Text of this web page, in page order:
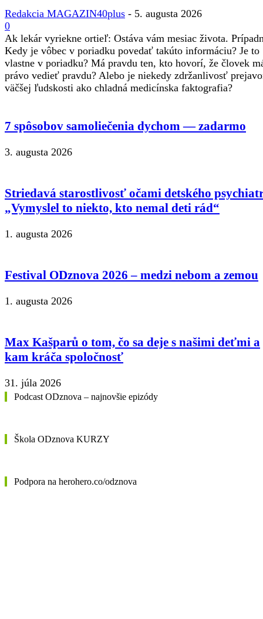
Redakcia MAGAZIN40plus - 5. augusta 2026
0
Ak lekár vyriekne ortieľ: Ostáva vám mesiac života.
Kedy je vôbec v poriadku povedať takúto informáciu? Je to
vlastne v poriadku? Má pravdu ten, kto hovorí, že človek
právo vedieť pravdu? Alebo je niekedy zdržanlivosť
väčšej ľudskosti ako chladná medicínska faktografia?
7 spôsobov samoliečenia dychom — zadarmo
3. augusta 2026
Striedavá starostlivosť očami detského
„Vymyslel to niekto, kto nemal deti rád“
1. augusta 2026
Festival ODznova 2026 – medzi nebom a zemou
1. augusta 2026
Max Kašparů o tom, čo sa deje s našimi deťmi a
kam kráča spoločnosť
31. júla 2026
Podcast ODznova – najnovšie epizódy
Škola ODznova KURZY
Podpora na herohero.co/odznova